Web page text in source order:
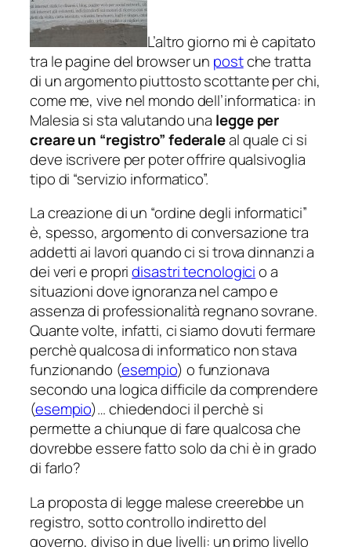
L’altro giorno mi è capitato
tra le pagine del browser un postche tratta
di un argomento piuttosto scottante per chi,
come me, vive nel mondo dell’informatica: in
Malesia si sta valutando una legge per
creare un “registro” federaleal quale ci si
deve iscrivere per poter offrire qualsivoglia
tipo di “servizio informatico”.
La creazione di un “ordine degli informatici”
è, spesso, argomento di conversazione tra
addetti ai lavori quando ci si trova dinnanzi a
dei veri e propridisastri tecnologicio a
situazioni dove ignoranza nel campo e
assenza di professionalità regnano sovrane.
Quante volte, infatti, ci siamo dovuti fermare
perchè qualcosa di informatico non stava
funzionando (esempio) o funzionava
secondo una logica difficile da comprendere
(esempio)… chiedendoci il perchè si
permette a chiunque di fare qualcosa che
dovrebbe essere fatto solo da chi è in grado
di farlo?
La proposta di legge malese creerebbe un
registro, sotto controllo indiretto del
governo, diviso in due livelli: un primo livello